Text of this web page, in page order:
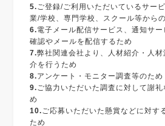
5. ご登録/ご利用いただいているサー
業/学校、専門学校、スクール等から
6.電子メール配信サービス、通知サ
確認やメールを配信するため
7.弊社関連会社より、人材紹介・人
介を行うため
8.アンケート・モニター調査等のため
9. ご協力いただいた調査に対して謝
め
10. ご応募いただいた懸賞などに対す
ため